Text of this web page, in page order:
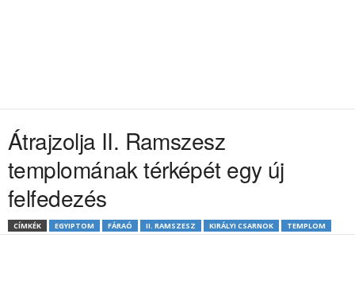
Átrajzolja II. Ramszesz
templomának térképét egy új
felfedezés
CÍMKÉK EGYIPTOM FÁRAÓ II. RAMSZESZ KIRÁLYI CSARNOK TEMPLOM